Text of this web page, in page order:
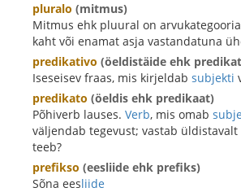
pluralo (mitmus)
Mitmus ehk pluural on
kaht või enamat asja vastandatuna
predikativo (öeldistäide ehk
Iseseisev fraas, mis kirjeldab subjekti
predikato (öeldis ehk predikaat)
Põhiverb lauses. Verb, mis omab
väljendab tegevust; vastab
teeb?
prefikso (eesliide ehk prefiks)
Sõna eesliide